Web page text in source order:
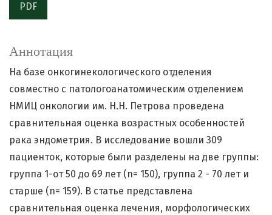
PDF
Аннотация
На базе онкогинекологического отделения
совместно с патологоанатомическим отделением
НМИЦ онкологии им. Н.Н. Петрова проведена
сравнительная оценка возрастных особенностей
рака эндометрия. В исследование вошли 309
пациенток, которые были разделены на две группы:
группа 1-от 50 до 69 лет (n= 150), группа 2 - 70 лет и
старше (n= 159). В статье представлена
сравнительная оценка лечения, морфологических